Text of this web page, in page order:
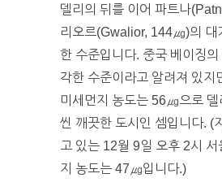
델리의 뒤를 이어 파트나
리오르(Gwalior, 144㎍)의 대
한 수준입니다. 중국 베이징의
각한 수준이라고 알려져 있지
미세먼지 농도는 56㎍으로 델
씬 깨끗한 도시인 셈입니다. (
고 있는 12월 9일 오후 2시 서
지 농도는 47㎍입니다.)